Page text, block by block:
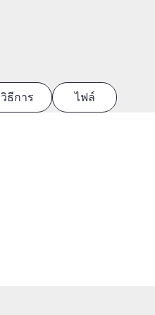
วิธีการ ไฟล์